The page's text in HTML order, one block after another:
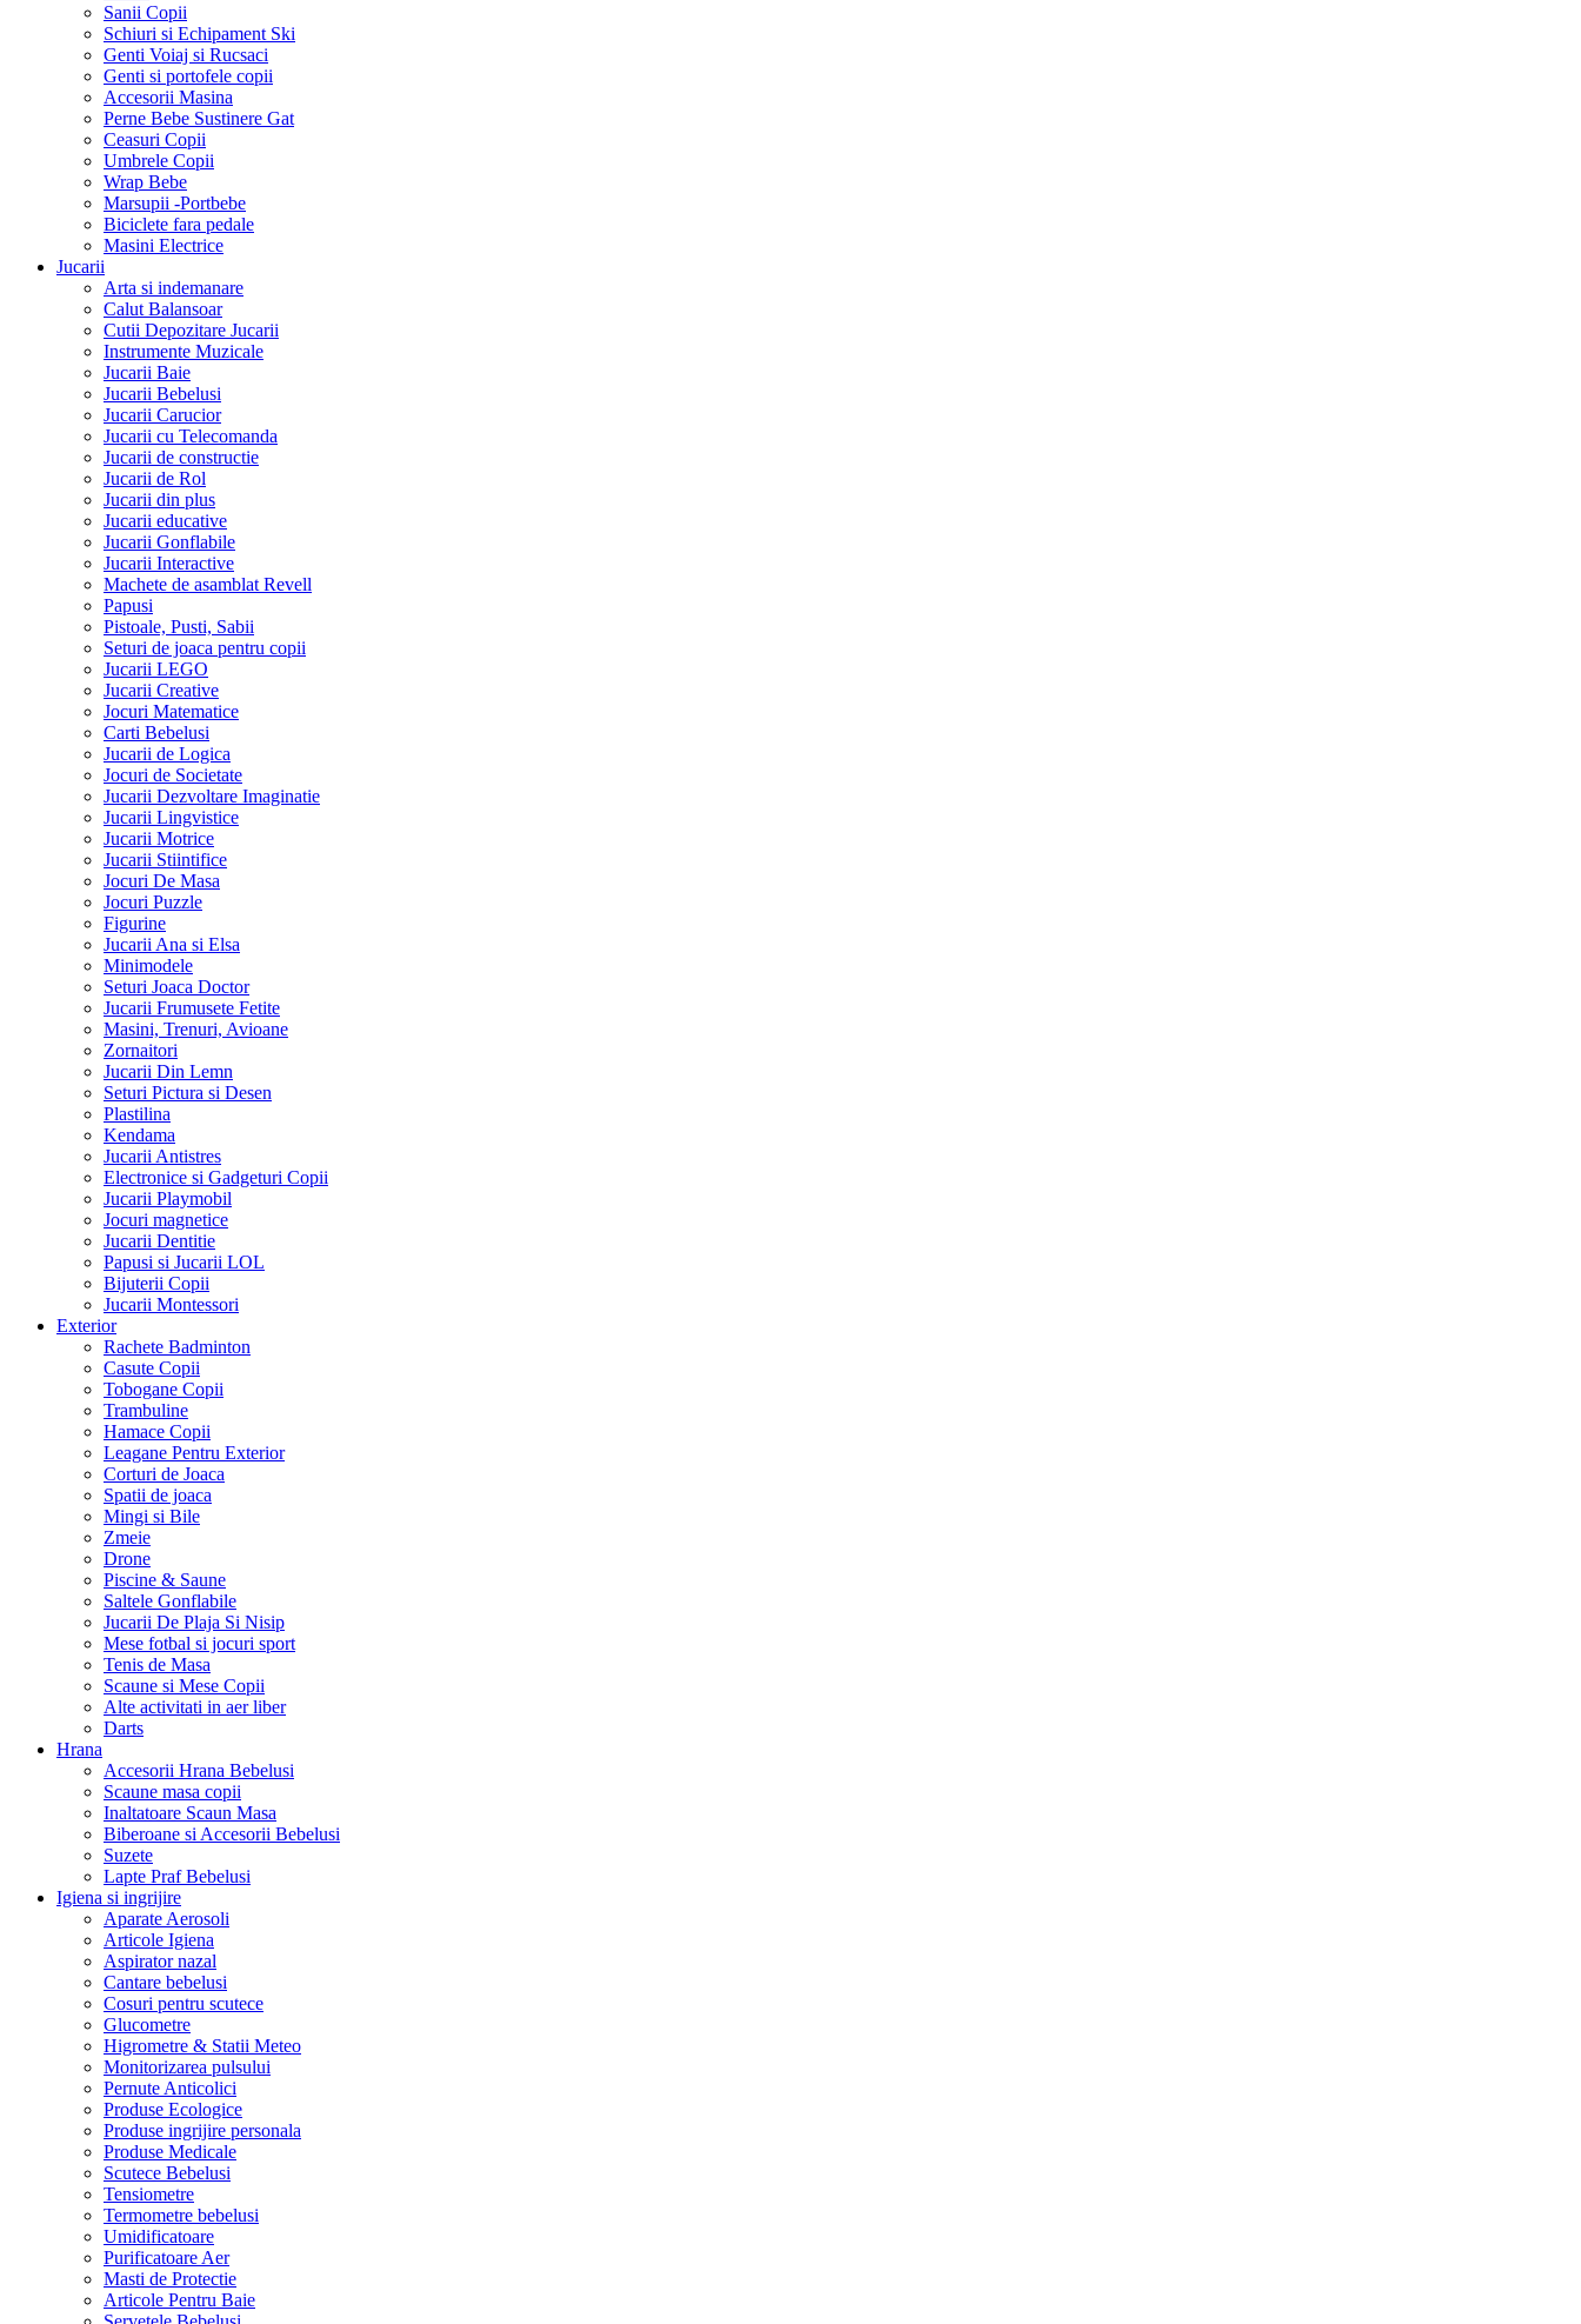
Sanii Copii
Schiuri si Echipament Ski
Genti Voiaj si Rucsaci
Genti si portofele copii
Accesorii Masina
Perne Bebe Sustinere Gat
Ceasuri Copii
Umbrele Copii
Wrap Bebe
Marsupii -Portbebe
Biciclete fara pedale
Masini Electrice
Jucarii
Arta si indemanare
Calut Balansoar
Cutii Depozitare Jucarii
Instrumente Muzicale
Jucarii Baie
Jucarii Bebelusi
Jucarii Carucior
Jucarii cu Telecomanda
Jucarii de constructie
Jucarii de Rol
Jucarii din plus
Jucarii educative
Jucarii Gonflabile
Jucarii Interactive
Machete de asamblat Revell
Papusi
Pistoale, Pusti, Sabii
Seturi de joaca pentru copii
Jucarii LEGO
Jucarii Creative
Jocuri Matematice
Carti Bebelusi
Jucarii de Logica
Jocuri de Societate
Jucarii Dezvoltare Imaginatie
Jucarii Lingvistice
Jucarii Motrice
Jucarii Stiintifice
Jocuri De Masa
Jocuri Puzzle
Figurine
Jucarii Ana si Elsa
Minimodele
Seturi Joaca Doctor
Jucarii Frumusete Fetite
Masini, Trenuri, Avioane
Zornaitori
Jucarii Din Lemn
Seturi Pictura si Desen
Plastilina
Kendama
Jucarii Antistres
Electronice si Gadgeturi Copii
Jucarii Playmobil
Jocuri magnetice
Jucarii Dentitie
Papusi si Jucarii LOL
Bijuterii Copii
Jucarii Montessori
Exterior
Rachete Badminton
Casute Copii
Tobogane Copii
Trambuline
Hamace Copii
Leagane Pentru Exterior
Corturi de Joaca
Spatii de joaca
Mingi si Bile
Zmeie
Drone
Piscine & Saune
Saltele Gonflabile
Jucarii De Plaja Si Nisip
Mese fotbal si jocuri sport
Tenis de Masa
Scaune si Mese Copii
Alte activitati in aer liber
Darts
Hrana
Accesorii Hrana Bebelusi
Scaune masa copii
Inaltatoare Scaun Masa
Biberoane si Accesorii Bebelusi
Suzete
Lapte Praf Bebelusi
Igiena si ingrijire
Aparate Aerosoli
Articole Igiena
Aspirator nazal
Cantare bebelusi
Cosuri pentru scutece
Glucometre
Higrometre & Statii Meteo
Monitorizarea pulsului
Pernute Anticolici
Produse Ecologice
Produse ingrijire personala
Produse Medicale
Scutece Bebelusi
Tensiometre
Termometre bebelusi
Umidificatoare
Purificatoare Aer
Masti de Protectie
Articole Pentru Baie